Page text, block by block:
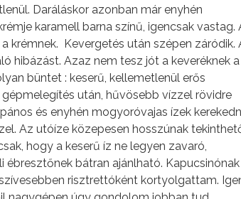
Daráláskor azonban már enyhén
karamell barna színű, igencsak vastag.
krémnek. Kevergetés után szépen záródik.
hibázást. Azaz nem tesz jót a keveréknek a
büntet : keserű, kellemetlenül erős
gépmelegítés után, hűvösebb vízzel rövidre
és enyhén mogyoróvajas ízek
Az utóíze közepesen hosszúnak
hogy a keserű íz ne legyen zavaró,
ébresztőnek bátran ajánlható. Kapucsinónak
risztrettóként kortyolgattam.